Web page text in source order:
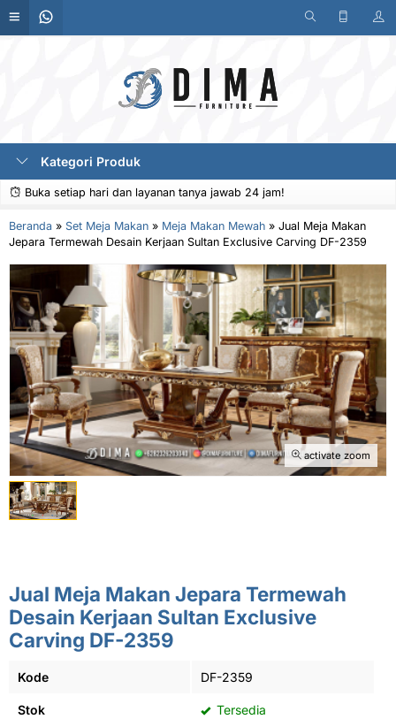
Kategori Produk
Buka setiap hari dan layanan tanya jawab 24 jam!
Beranda » Set Meja Makan » Meja Makan Mewah » Jual Meja Makan
Jepara Termewah Desain Kerjaan Sultan Exclusive Carving DF-2359
activate zoom
Jual Meja Makan Jepara Termewah
Desain Kerjaan Sultan Exclusive
Carving DF-2359
Kode DF-2359
Stok Tersedia